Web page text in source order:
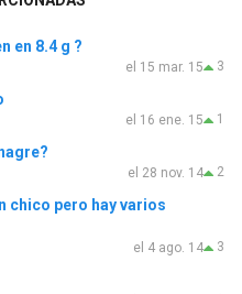
en 8.4 g ?
3
el 15 mar. 15
1
el 16 ene. 15
2
el 28 nov. 14
chico pero hay varios
3
el 4 ago. 14